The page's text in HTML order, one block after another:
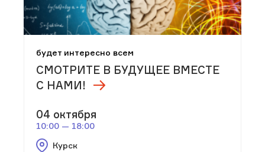
будет интересно всем
СМОТРИТЕ В БУДУЩЕЕ ВМЕСТЕ
С НАМИ!
04 октября
10:00 — 18:00
Курск